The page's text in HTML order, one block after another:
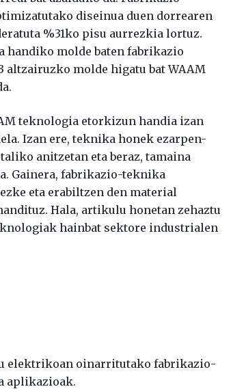
diseinua duen dorrearen
%31ko pisu aurrezkia lortuz.
handiko molde baten fabrikazio
altzairuzko molde higatu bat WAAM
teknologia etorkizun handia izan
Izan ere, teknika honek ezarpen-
anitzetan eta beraz, tamaina
Gainera, fabrikazio-teknika
eta erabiltzen den material
Hala, artikulu honetan zehaztu
hainbat sektore industrialen
elektrikoan oinarritutako fabrikazio-
aplikazioak.